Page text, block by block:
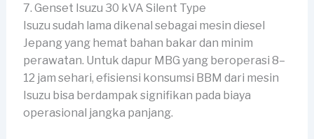
7. Genset Isuzu 30 kVA Silent Type
Isuzu sudah lama dikenal sebagai mesin diesel
Jepang yang hemat bahan bakar dan minim
perawatan. Untuk dapur MBG yang beroperasi 8–
12 jam sehari, efisiensi konsumsi BBM dari mesin
Isuzu bisa berdampak signifikan pada biaya
operasional jangka panjang.